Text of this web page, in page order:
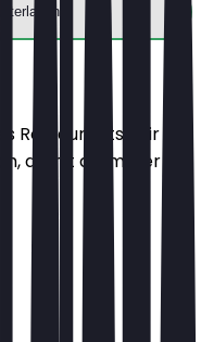
Restaurants. Wir
damit du immer